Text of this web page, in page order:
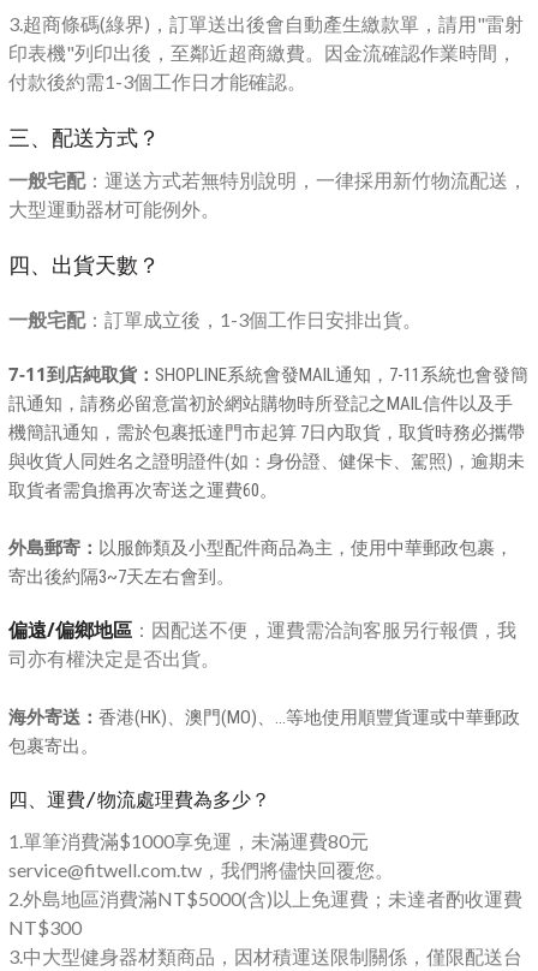
3.超商條碼(綠界)，訂單送出後會自動產生繳款單，請用"雷射
印表機"列印出後，至鄰近超商繳費。因金流確認作業時間，
付款後約需1-3個工作日才能確認。
三、配送方式？
一般宅配：運送方式若無特別說明，一律採用新竹物流配送，
大型運動器材可能例外。
四、出貨天數？
一般宅配：訂單成立後，1-3個工作日安排出貨。
7-11到店純取貨： SHOPLINE系統會發MAIL通知，7-11系統也會發簡
訊通知，請務必留意當初於網站購物時所登記之MAIL信件以及手
機簡訊通知，需於包裹抵達門市起算 7日內取貨，取貨時務必攜帶
與收貨人同姓名之證明證件(如：身份證、健保卡、駕照)，逾期未
取貨者需負擔再次寄送之運費60。
外島郵寄： 以服飾類及小型配件商品為主，使用中華郵政包裹，
寄出後約隔3~7天左右會到。
偏遠/偏鄉地區 ：因配送不便，運費需洽詢客服另行報價，我
司亦有權決定是否出貨。
海外寄送： 香港(HK)、澳門(MO)、...等地使用順豐貨運或中華郵政
包裹寄出。
四、運費/物流處理費為多少？
1.單筆消費滿$1000享免運，未滿運費80元
service@fitwell.com.tw，我們將儘快回覆您。
2.外島地區消費滿NT$5000(含)以上免運費；未達者酌收運費
NT$300
3.中大型健身器材類商品，因材積運送限制關係，僅限配送台